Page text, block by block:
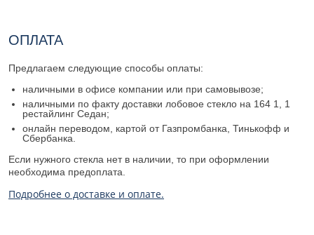
ОПЛАТА
Предлагаем следующие способы оплаты:
наличными в офисе компании или при самовывозе;
наличными по факту доставки лобовое стекло на 164 1, 1
рестайлинг Седан;
онлайн переводом, картой от Газпромбанка, Тинькофф и
Сбербанка.
Если нужного стекла нет в наличии, то при оформлении
необходима предоплата.
Подробнее о доставке и оплате.